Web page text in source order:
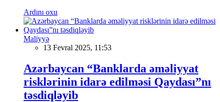
Ardını oxu
Maliyyə
13 Fevral 2025, 11:53
Azərbaycan “Banklarda əməliyyat
risklərinin idarə edilməsi Qaydası”nı
təsdiqləyib